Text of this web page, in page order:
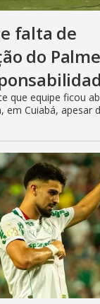
falta de
do
que equipe ficou
em Cuiabá, apesar